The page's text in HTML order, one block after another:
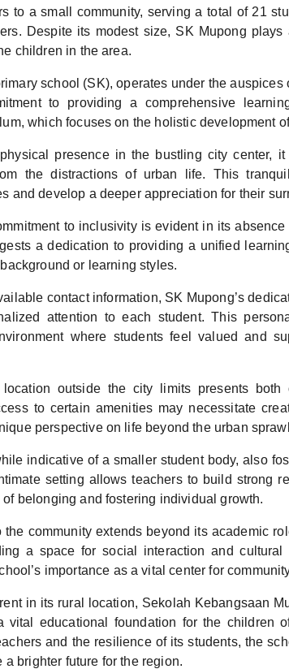
to a small community, serving a total of 21
Despite its modest size, SK Mupong
children in the area.
school (SK), operates under the auspices
to providing a comprehensive
which focuses on the holistic development
presence in the bustling city center,
the distractions of urban life. This
and develop a deeper appreciation for their
to inclusivity is evident in its
a dedication to providing a unified
or learning styles.
contact information, SK Mupong’s
attention to each student. This
where students feel valued and
location outside the city limits presents both
to certain amenities may necessitate
perspective on life beyond the urban
indicative of a smaller student body, also
setting allows teachers to build strong
belonging and fostering individual growth.
the community extends beyond its academic
a space for social interaction and cultural
importance as a vital center for
in its rural location, Sekolah Kebangsaan
educational foundation for the children
and the resilience of its students, the
brighter future for the region.